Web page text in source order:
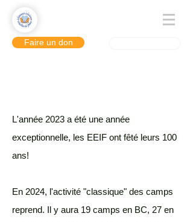
Faire un don
L'année 2023 a été une année
exceptionnelle, les EEIF ont fêté leurs 100
ans!
En 2024, l'activité "classique" des camps
reprend. Il y aura 19 camps en BC, 27 en